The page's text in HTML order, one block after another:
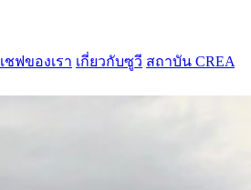
เชฟของเรา เกี่ยวกับซูวี สถาบัน CREA